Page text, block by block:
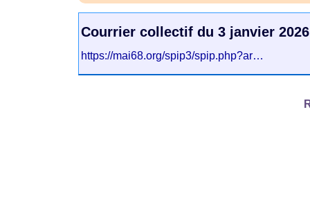
Courrier collectif du 3 janvier 2026
https://mai68.org/spip3/spip.php?ar…